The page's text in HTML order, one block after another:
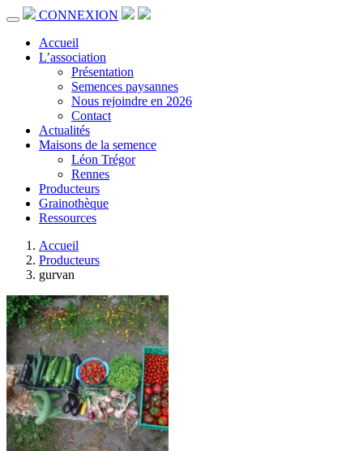
CONNEXION
Accueil
L’association
Présentation
Semences paysannes
Nous rejoindre en 2026
Contact
Actualités
Maisons de la semence
Léon Trégor
Rennes
Producteurs
Grainothèque
Ressources
Accueil
Producteurs
gurvan